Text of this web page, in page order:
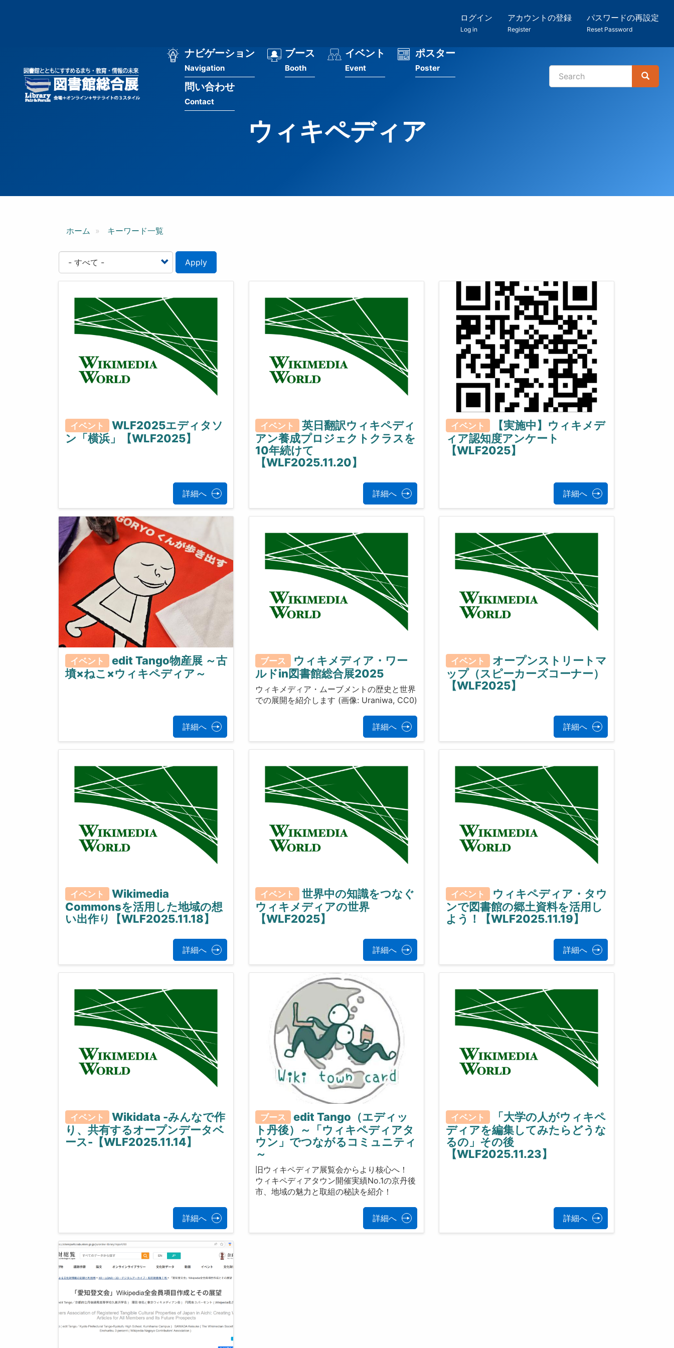
ー
ザ
ュ
ログイン
Log in
アカウントの登録
Register
パスワードの再設定
Reset Password
メ
シ
ン
ナビゲーション
Navigation
ブース
Booth
イベント
Event
ポスター
Poster
問い合わせ
Contact
検
Search
Search
ウィキペディア
ホーム キーワード一覧
Apply
イベント
WLF2025エディタソ
ン「横浜」【WLF2025】
詳細へ
イベント
英日翻訳ウィキペディ
アン養成プロジェクトクラスを
10年続けて
【WLF2025.11.20】
詳細へ
イベント
【実施中】ウィキメデ
ィア認知度アンケート
【WLF2025】
詳細へ
イベント
edit Tango物産展 ～古
墳×ねこ×ウィキペディア～
詳細へ
ブース
ウィキメディア・ワー
ルドin図書館総合展2025
ウィキメディア・ムーブメントの歴史と世界
での展開を紹介します (画像: Uraniwa, CC0)
詳細へ
イベント
オープンストリートマ
ップ（スピーカーズコーナー）
【WLF2025】
詳細へ
イベント
Wikimedia
Commonsを活用した地域の想
い出作り【WLF2025.11.18】
詳細へ
イベント
世界中の知識をつなぐ
ウィキメディアの世界
【WLF2025】
詳細へ
イベント
ウィキペディア・タウ
ンで図書館の郷土資料を活用し
よう！【WLF2025.11.19】
詳細へ
イベント
Wikidata -みんなで作
り、共有するオープンデータベ
ース-【WLF2025.11.14】
詳細へ
ブース
edit Tango（エディッ
ト丹後）～「ウィキペディアタ
ウン」でつながるコミュニティ
～
旧ウィキペディア展覧会からより核心へ！
ウィキペディアタウン開催実績No.1の京丹後
市、地域の魅力と取組の秘訣を紹介！
詳細へ
イベント
「大学の人がウィキペ
ディアを編集してみたらどうな
るの」その後
【WLF2025.11.23】
詳細へ